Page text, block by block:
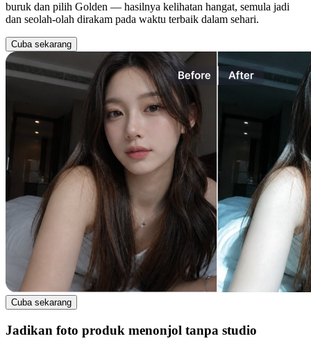
buruk dan pilih Golden — hasilnya kelihatan hangat, semula jadi
dan seolah-olah dirakam pada waktu terbaik dalam sehari.
Cuba sekarang
Cuba sekarang
Jadikan foto produk menonjol tanpa studio